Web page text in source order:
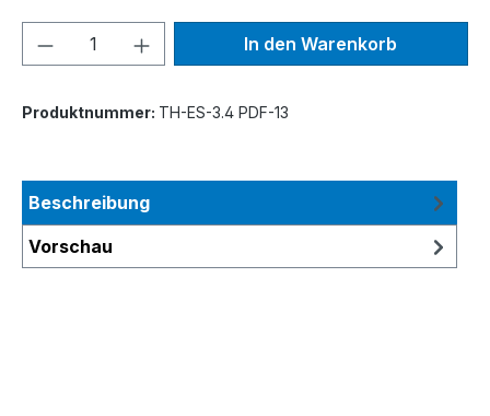
Produkt Anzahl: Gib denIn den Warenkorb
Produktnummer: TH-ES-3.4 PDF-13
Beschreibung
Vorschau